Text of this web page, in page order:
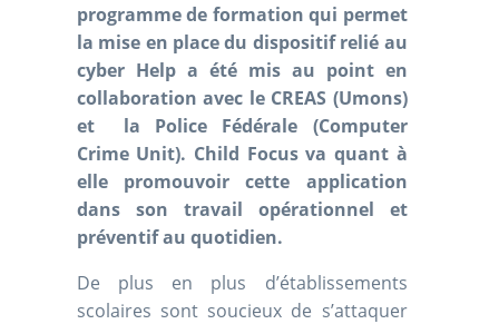
programme de formation qui permet
la mise en place du dispositif relié au
cyber Help a été mis au point en
collaboration avec le CREAS (Umons)
et la Police Fédérale (Computer
Crime Unit). Child Focus va quant à
elle promouvoir cette application
dans son travail opérationnel et
préventif au quotidien.
De plus en plus d’établissements
scolaires sont soucieux de s’attaquer